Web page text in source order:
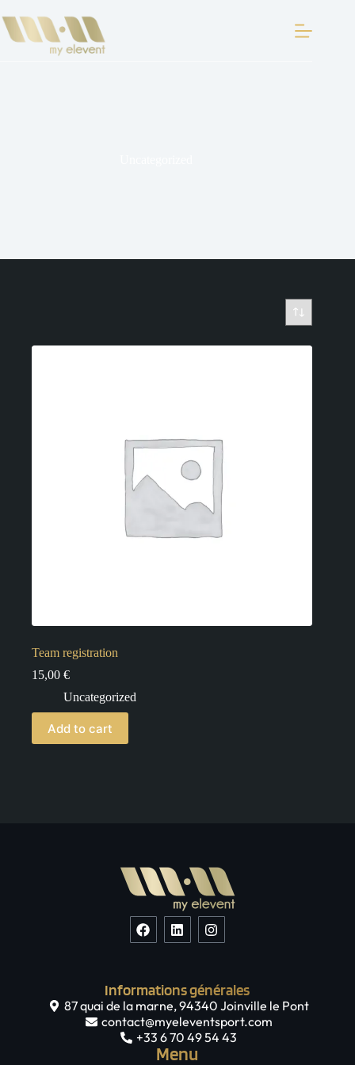
Team registration
15,00 €
Uncategorized
Add to cart
Informations générales
87 quai de la marne, 94340 Joinville le Pont
contact@myeleventsport.com
+33 6 70 49 54 43
Menu